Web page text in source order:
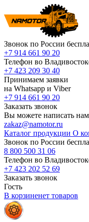
Звонок по России
+7 914 661 90 20
Телефон во
+7 423 209 30 40
Принимаем заявки
на Whatsapp и Viber
+7 914 661 90 20
Заказать звонок
Вы можете написать нам
zakaz@namotor.ru
Каталог продукции О
Звонок по России
8 800 500 31 06
Телефон во
+7 423 202 52 69
Заказать звонок
Гость
В корзиненет товаров